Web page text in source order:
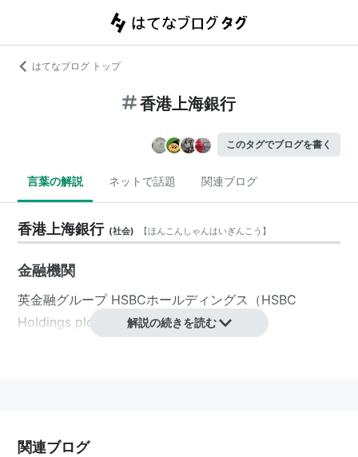
はてなブログ トップ
香港上海銀行
このタグでブログを書く
言葉の解説 ネットで話題 関連ブログ
香港上海銀行 (社会) 【ほんこんしゃんはいぎんこう 】
金融機関
英金融グループ HSBCホールディングス （HSBC
Holdings plc）の旗艦銀行。
旧イギリス植民地圏、
解説の続きを読む
関連ブログ